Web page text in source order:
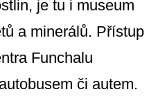
je tu i museum
a minerálů. Přístup
Funchalu
či autem.